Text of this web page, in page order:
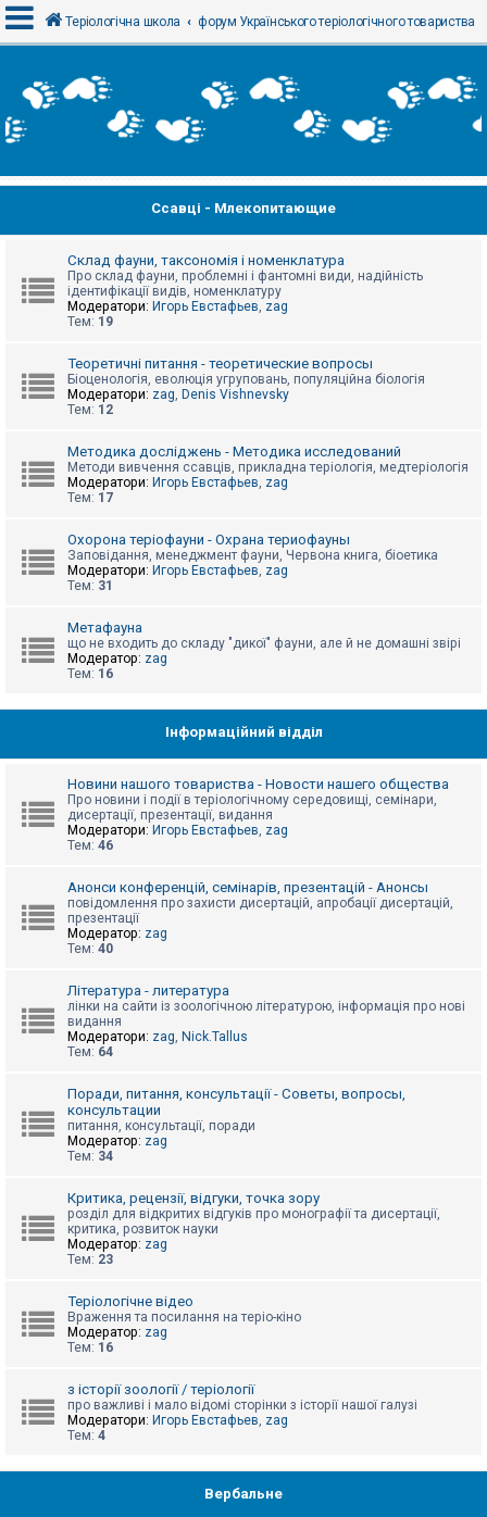
х
і
т
р
а
б
е
д
п
о
е
й
А
и
т
П
м
о
г
Теріологічна школа форум Українського теріологічного товариства
Ссавці - Млекопитающие
Склад фауни, таксономія і номенклатура
Про склад фауни, проблемні і фантомні види, надійність
ідентифікації видів, номенклатуру
Модератори: Игорь Евстафьев, zag
Тем: 19
Теоретичні питання - теоретические вопросы
Біоценологія, еволюція угруповань, популяційна біологія
Модератори: zag, Denis Vishnevsky
Тем: 12
Методика досліджень - Методика исследований
Методи вивчення ссавців, прикладна теріологія, медтеріологія
Модератори: Игорь Евстафьев, zag
Тем: 17
Охорона теріофауни - Охрана териофауны
Заповідання, менеджмент фауни, Червона книга, біоетика
Модератори: Игорь Евстафьев, zag
Тем: 31
Метафауна
що не входить до складу "дикої" фауни, але й не домашні звірі
Модератор: zag
Тем: 16
Інформаційний відділ
Новини нашого товариства - Новости нашего общества
Про новини і події в теріологічному середовищі, семінари,
дисертації, презентації, видання
Модератори: Игорь Евстафьев, zag
Тем: 46
Анонси конференцій, семінарів, презентацій - Анонсы
повідомлення про захисти дисертацій, апробації дисертацій,
презентації
Модератор: zag
Тем: 40
Література - литература
лінки на сайти із зоологічною літературою, інформація про нові
видання
Модератори: zag, Nick.Tallus
Тем: 64
Поради, питання, консультації - Советы, вопросы,
консультации
питання, консультації, поради
Модератор: zag
Тем: 34
Критика, рецензії, відгуки, точка зору
розділ для відкритих відгуків про монографії та дисертації,
критика, розвиток науки
Модератор: zag
Тем: 23
Теріологічне відео
Враження та посилання на теріо-кіно
Модератор: zag
Тем: 16
з історії зоології / теріології
про важливі і мало відомі сторінки з історії нашої галузі
Модератори: Игорь Евстафьев, zag
Тем: 4
Вербальне